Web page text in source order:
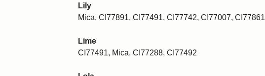
Lily
Mica, CI77891, CI77491, CI77742, CI77007, CI77861
Lime
CI77491, Mica, CI77288, CI77492